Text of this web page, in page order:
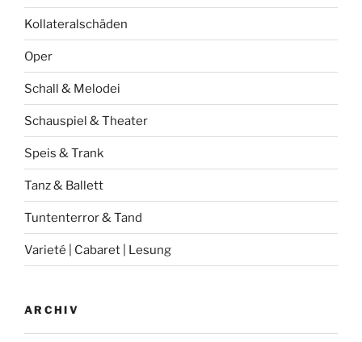
Kollateralschäden
Oper
Schall & Melodei
Schauspiel & Theater
Speis & Trank
Tanz & Ballett
Tuntenterror & Tand
Varieté | Cabaret | Lesung
ARCHIV